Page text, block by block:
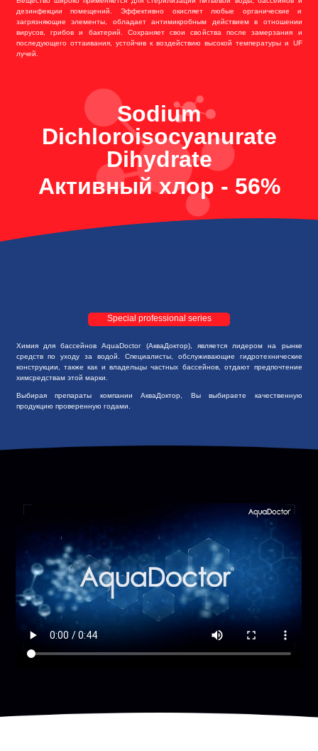
дезинфекции помещений. Эффективно окисляет любые органические и
загрязняющие элементы, обладает антимикробным действием в отношении
вирусов, грибов и бактерий. Сохраняет свои свойства после замерзания и
последующего оттаивания, устойчив к воздействию высокой температуры и UF
лучей.
Sodium
Dichloroisocyanurate
Dihydrate
Активный хлор - 56%
Special professional series
Химия для бассейнов AquaDoctor (АкваДоктор), является лидером на рынке
средств по уходу за водой. Специалисты, обслуживающие гидротехнические
конструкции, также как и владельцы частных бассейнов, отдают предпочтение
химсредствам этой марки.
Выбирая препараты компании АкваДоктор, Вы выбираете качественную
продукцию проверенную годами.